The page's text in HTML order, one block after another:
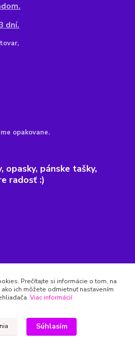
dní.
opakovane.
opasky, pánske tašky,
radosť :)
Prečítajte si informácie o tom, na
ich môžete odmietnuť nastavením
Viac informácií
Súhlasím